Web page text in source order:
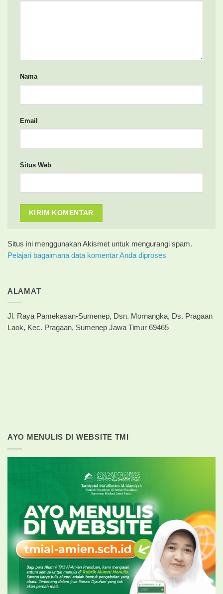
Nama
Email
Situs Web
Situs ini menggunakan Akismet untuk mengurangi spam.
Pelajari bagaimana data komentar Anda diproses
ALAMAT
Jl. Raya Pamekasan-Sumenep, Dsn. Mornangka, Ds. Pragaan
Laok, Kec. Pragaan, Sumenep Jawa Timur 69465
AYO MENULIS DI WEBSITE TMI